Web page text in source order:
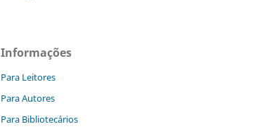
Informações
Para Leitores
Para Autores
Para Bibliotecários